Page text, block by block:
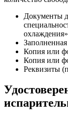
Документы
охлаждения»
Копия или
Копия или
Реквизиты